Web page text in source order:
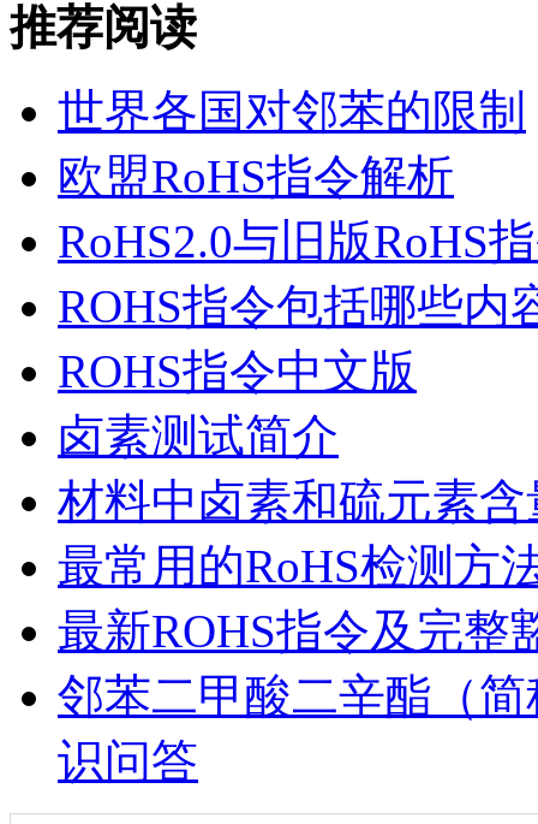
推荐阅读
世界各国对邻苯的限制
欧盟RoHS指令解析
RoHS2.0与旧版RoHS
ROHS指令包括哪些内
ROHS指令中文版
卤素测试简介
材料中卤素和硫元素
最常用的RoHS检测方
最新ROHS指令及完整
邻苯二甲酸二辛酯（
识问答